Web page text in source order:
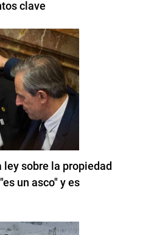
clave
sobre la propiedad
un asco" y es